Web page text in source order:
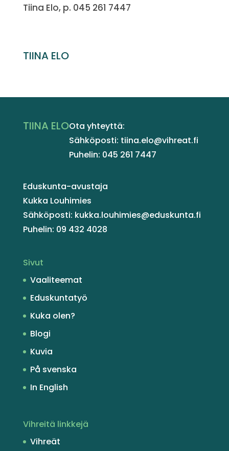
Tiina Elo, p. 045 261 7447
TIINA ELO
TIINA ELOOta yhteyttä:
Sähköposti: tiina.elo@vihreat.fi
Puhelin: 045 261 7447
Eduskunta-avustaja
Kukka Louhimies
Sähköposti: kukka.louhimies@eduskunta.fi
Puhelin: 09 432 4028
Sivut
Vaaliteemat
Eduskuntatyö
Kuka olen?
Blogi
Kuvia
På svenska
In English
Vihreitä linkkejä
Vihreät